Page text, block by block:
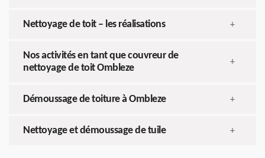
Nettoyage de toit – les réalisations +
Nos activités en tant que couvreur de
nettoyage de toit Ombleze
+
Démoussage de toiture à Ombleze +
Nettoyage et démoussage de tuile +